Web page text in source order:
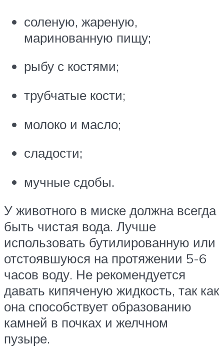
соленую, жареную,
маринованную пищу;
рыбу с костями;
трубчатые кости;
молоко и масло;
сладости;
мучные сдобы.
У животного в миске должна всегда
быть чистая вода. Лучше
использовать бутилированную или
отстоявшуюся на протяжении 5-6
часов воду. Не рекомендуется
давать кипяченую жидкость, так как
она способствует образованию
камней в почках и желчном
пузыре.